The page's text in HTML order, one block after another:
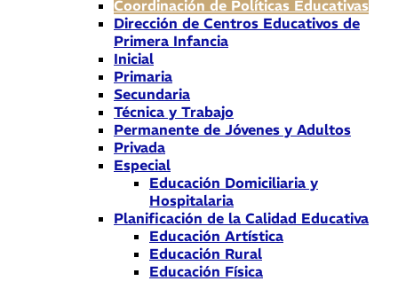
Coordinación de Políticas Educativas
Dirección de Centros Educativos de
Primera Infancia
Inicial
Primaria
Secundaria
Técnica y Trabajo
Permanente de Jóvenes y Adultos
Privada
Especial
Educación Domiciliaria y
Hospitalaria
Planificación de la Calidad Educativa
Educación Artística
Educación Rural
Educación Física